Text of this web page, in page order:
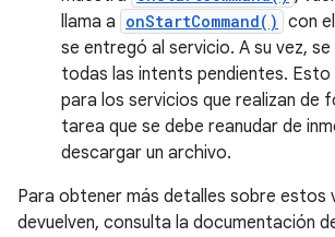
llama a onStartCommand() con
se entregó al servicio. A su vez,
todas las intents pendientes. Esto
para los servicios que realizan de
tarea que se debe reanudar de
descargar un archivo.
Para obtener más detalles sobre estos
devuelven, consulta la documentación